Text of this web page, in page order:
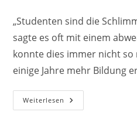
„Studenten sind die
sagte es oft mit einem
konnte dies immer nicht
einige Jahre mehr Bildung
Weiterlesen Finanzhacks
Für